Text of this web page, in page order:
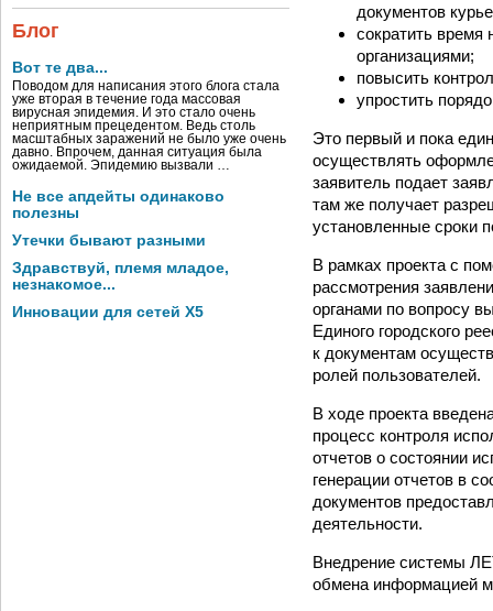
Блог
Вот те два...
Поводом для написания этого блога стала
уже вторая в течение года массовая
вирусная эпидемия. И это стало очень
неприятным прецедентом. Ведь столь
масштабных заражений не было уже очень
давно. Впрочем, данная ситуация была
ожидаемой. Эпидемию вызвали …
Не все апдейты одинаково
полезны
Утечки бывают разными
Здравствуй, племя младое,
незнакомое...
Инновации для сетей X5
документов
сократить
организациями;
повысить
упростить
Это первый и пока
осуществлять
заявитель подает
там же получает
установленные сроки
В рамках проекта с
рассмотрения
органами по вопросу
Единого городского
к документам
ролей пользователей.
В ходе проекта
процесс контроля
отчетов о состоянии
генерации отчетов в
документов
деятельности.
Внедрение системы
обмена информацией